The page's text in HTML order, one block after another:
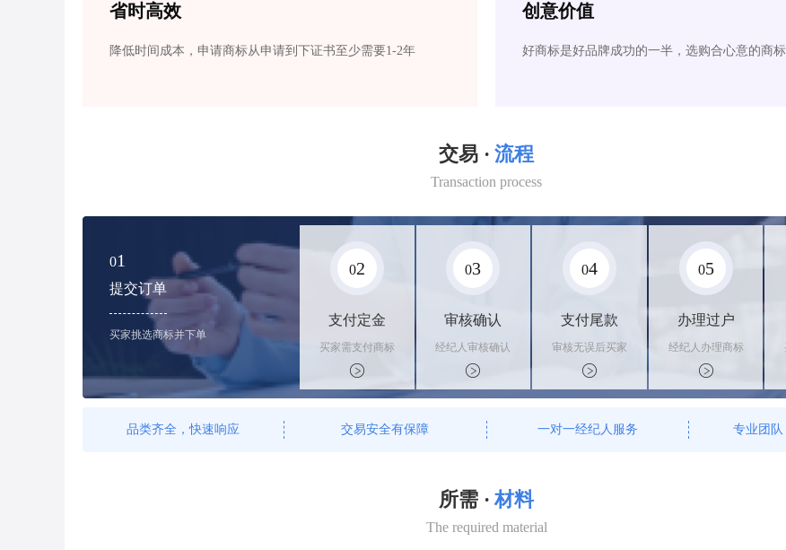
省时高效
降低时间成本，申请商标从申请到下证书至少需要1-2年
创意价值
好商标是好品牌成功的一半，选购合心意的商
交易 · 流程
Transaction process
01
提交订单
买家挑选商标并下单
02
支付定金
买家需支付商标
标价的100%的
购买订金
03
审核确认
经纪人审核确认
商标状态
04
支付尾款
审核无误后买家
支付尾款，卖家
办理相关手续
05
办理过户
经纪人办理商标
转让手续，交付
相关证书
品类齐全，快速响应 交易安全有保障 一对一经纪人服务 专业团队
所需 · 材料
The required material